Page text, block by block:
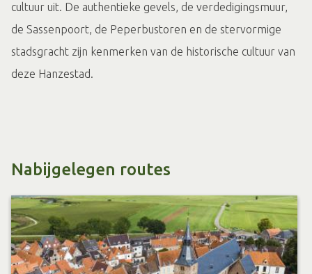
cultuur uit. De authentieke gevels, de verdedigingsmuur,
de Sassenpoort, de Peperbustoren en de stervormige
stadsgracht zijn kenmerken van de historische cultuur van
deze Hanzestad.
Nabijgelegen routes